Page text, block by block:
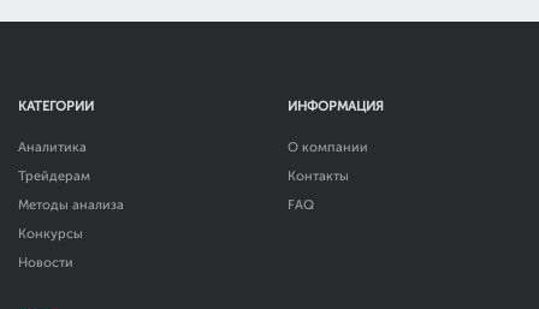
КАТЕГОРИИ
Аналитика
Трейдерам
Методы анализа
Конкурсы
Новости
ИНФОРМАЦИЯ
О компании
Контакты
FAQ